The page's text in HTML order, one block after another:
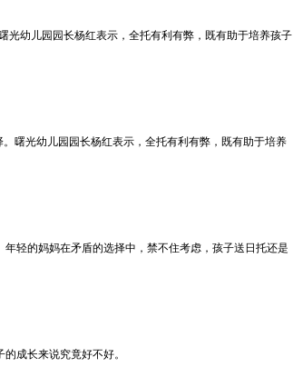
光幼儿园园长杨红表示，全托有利有弊，既有助于培养孩子
曙光幼儿园园长杨红表示，全托有利有弊，既有助于培养
轻的妈妈在矛盾的选择中，禁不住考虑，孩子送日托还是
成长来说究竟好不好。